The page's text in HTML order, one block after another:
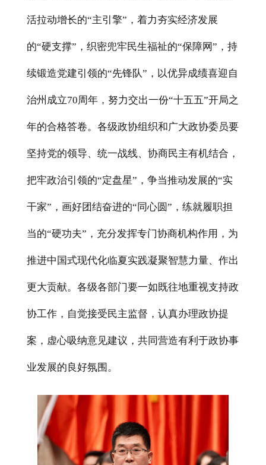
活拉动增长的“主引擎”，着力夯实经济发展
的“硬支撑”，织密兜牢民生福祉的“保障网”，持
续锻造党建引领的“先锋队”，以优异成绩喜迎自
治州成立70周年，努力交出一份“十五五”开局之
年的合格答卷。各级政协组织和广大政协委员要
坚持党的领导、统一战线、协商民主有机结合，
把牢政治引领的“定盘星”，争当推动发展的“实
干家”，画好团结奋进的“同心圆”，练就履职担
当的“硬功夫”，充分发挥专门协商机构作用，为
推进中国式现代化临夏实践凝聚智慧力量、作出
更大贡献。各级各部门要一如既往地重视支持政
协工作，自觉接受民主监督，认真办理政协提
案，虚心吸纳意见建议，共同营造有利于政协事
业发展的良好氛围。